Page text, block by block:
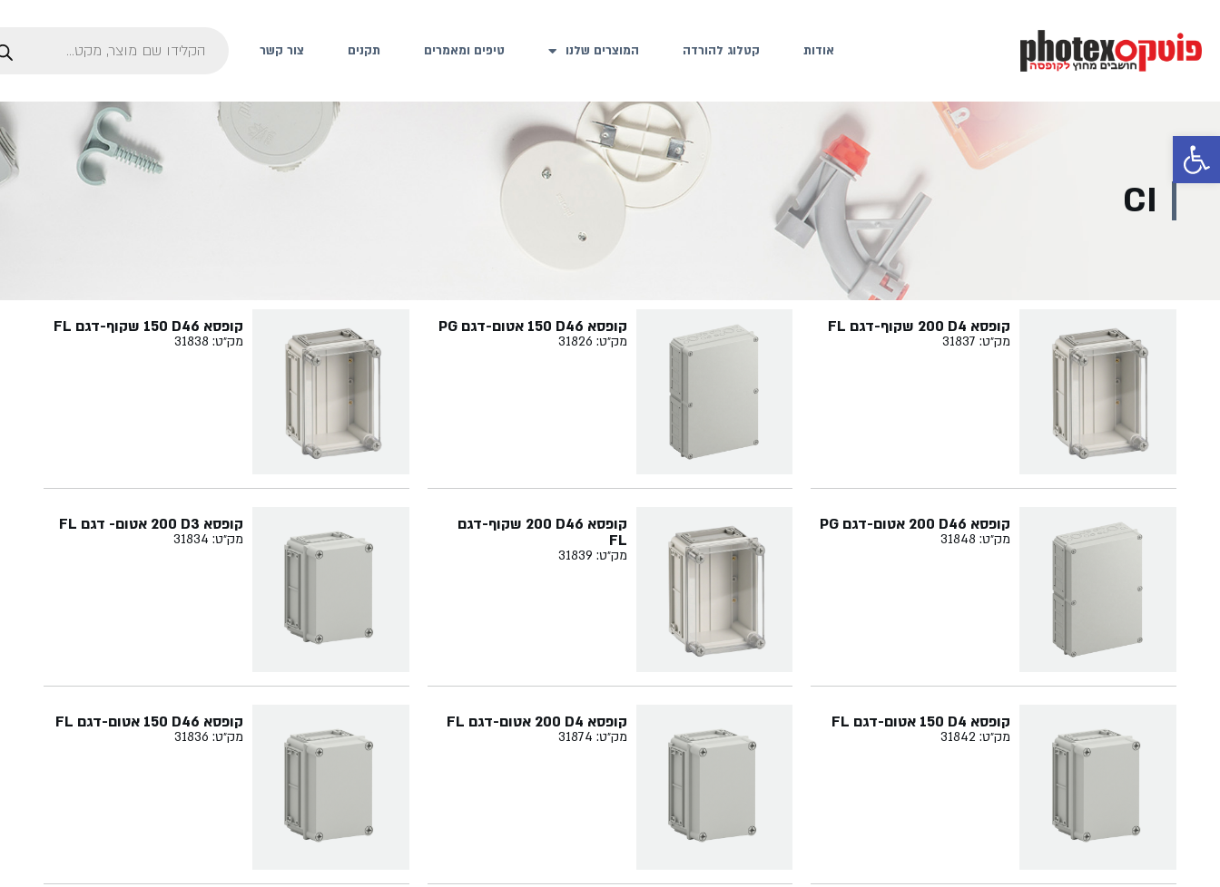
פתח סרגל נגישות
אודות קטלוג להורדה המוצרים שלנו טיפים ומאמרים תקנים צור קשר
CI
קופסא ‏4‏D‏ ‏200 שקוף-דגם FL
מק״ט: 31837
קופסא ‏46‏D‏ ‏150‏ אטום-דגם PG
מק״ט: 31826
קופסא ‏46‏D‏ ‏150 שקוף-דגם FL
מק״ט: 31838
קופסא ‏46‏D‏ ‏200 אטום-דגם PG
מק״ט: 31848
קופסא ‏46‏D‏ ‏200 שקוף-דגם
FL
מק״ט: 31839
קופסא ‏3‏D‏ ‏200 אטום- דגם FL
מק״ט: 31834
קופסא ‏4‏D‏ ‏150 אטום-דגם FL
מק״ט: 31842
קופסא ‏4‏D‏ ‏200 אטום-דגם ‏FL
מק״ט: 31874
קופסא ‏46‏D‏ ‏150 אטום-דגם FL
מק״ט: 31836